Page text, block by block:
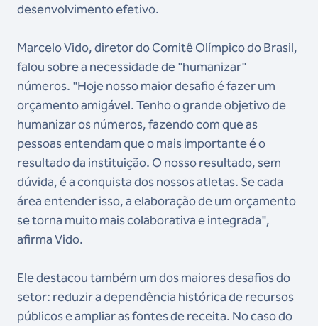
desenvolvimento efetivo.
Marcelo Vido, diretor do Comitê Olímpico do Brasil,
falou sobre a necessidade de "humanizar"
números. "Hoje nosso maior desafio é fazer um
orçamento amigável. Tenho o grande objetivo de
humanizar os números, fazendo com que as
pessoas entendam que o mais importante é o
resultado da instituição. O nosso resultado, sem
dúvida, é a conquista dos nossos atletas. Se cada
área entender isso, a elaboração de um orçamento
se torna muito mais colaborativa e integrada",
afirma Vido.
Ele destacou também um dos maiores desafios do
setor: reduzir a dependência histórica de recursos
públicos e ampliar as fontes de receita. No caso do